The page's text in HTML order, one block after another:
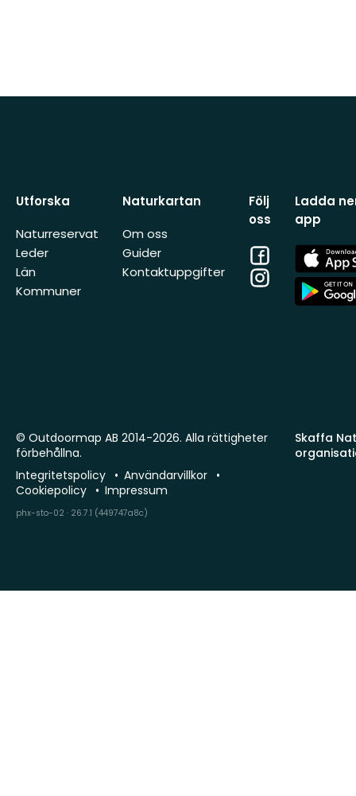
Utforska
Naturreservat
Leder
Län
Kommuner
Naturkartan
Om oss
Guider
Kontaktuppgifter
Följ
oss
Facebook
Instagram
Ladda
app
App
Store
App
Store
Skaffa
© Outdoormap AB 2014-2026. Alla rättigheter
förbehållna.
Integritetspolicy
Användarvillkor
Cookiepolicy
Impressum
phx-sto-02 · 26.7.1 (449747a8c)